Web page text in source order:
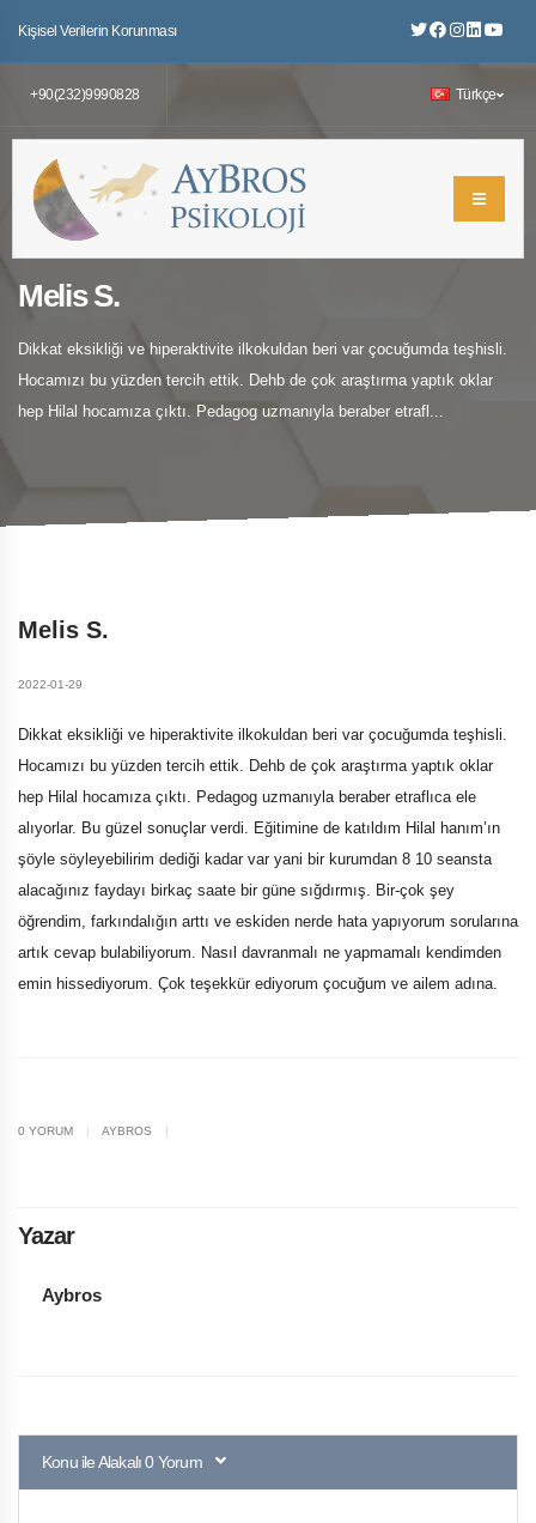
Kişisel Verilerin Korunması
+90(232)9990828 Türkçe
Melis S.
Dikkat eksikliği ve hiperaktivite ilkokuldan beri var çocuğumda teşhisli.
Hocamızı bu yüzden tercih ettik. Dehb de çok araştırma yaptık oklar
hep Hilal hocamıza çıktı. Pedagog uzmanıyla beraber etrafl...
Melis S.
2022-01-29
Dikkat eksikliği ve hiperaktivite ilkokuldan beri var çocuğumda teşhisli.
Hocamızı bu yüzden tercih ettik. Dehb de çok araştırma yaptık oklar
hep Hilal hocamıza çıktı. Pedagog uzmanıyla beraber etraflıca ele
alıyorlar. Bu güzel sonuçlar verdi. Eğitimine de katıldım Hilal hanım’ın
şöyle söyleyebilirim dediği kadar var yani bir kurumdan 8 10 seansta
alacağınız faydayı birkaç saate bir güne sığdırmış. Bir-çok şey
öğrendim, farkındalığın arttı ve eskiden nerde hata yapıyorum sorularına
artık cevap bulabiliyorum. Nasıl davranmalı ne yapmamalı kendimden
emin hissediyorum. Çok teşekkür ediyorum çocuğum ve ailem adına.
0 YORUM | AYBROS |
Yazar
Aybros
Konu ile Alakalı 0 Yorum